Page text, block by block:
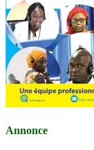
Annonce